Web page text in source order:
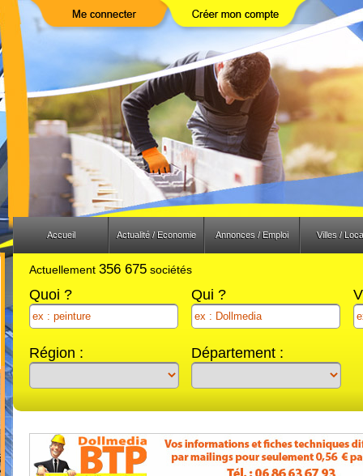
Accueil Actualité / Economie Annonces / Emploi Villes /
Actuellement 356 675 sociétés
Quoi ? Qui ?
Région : Département :
Previous
Next